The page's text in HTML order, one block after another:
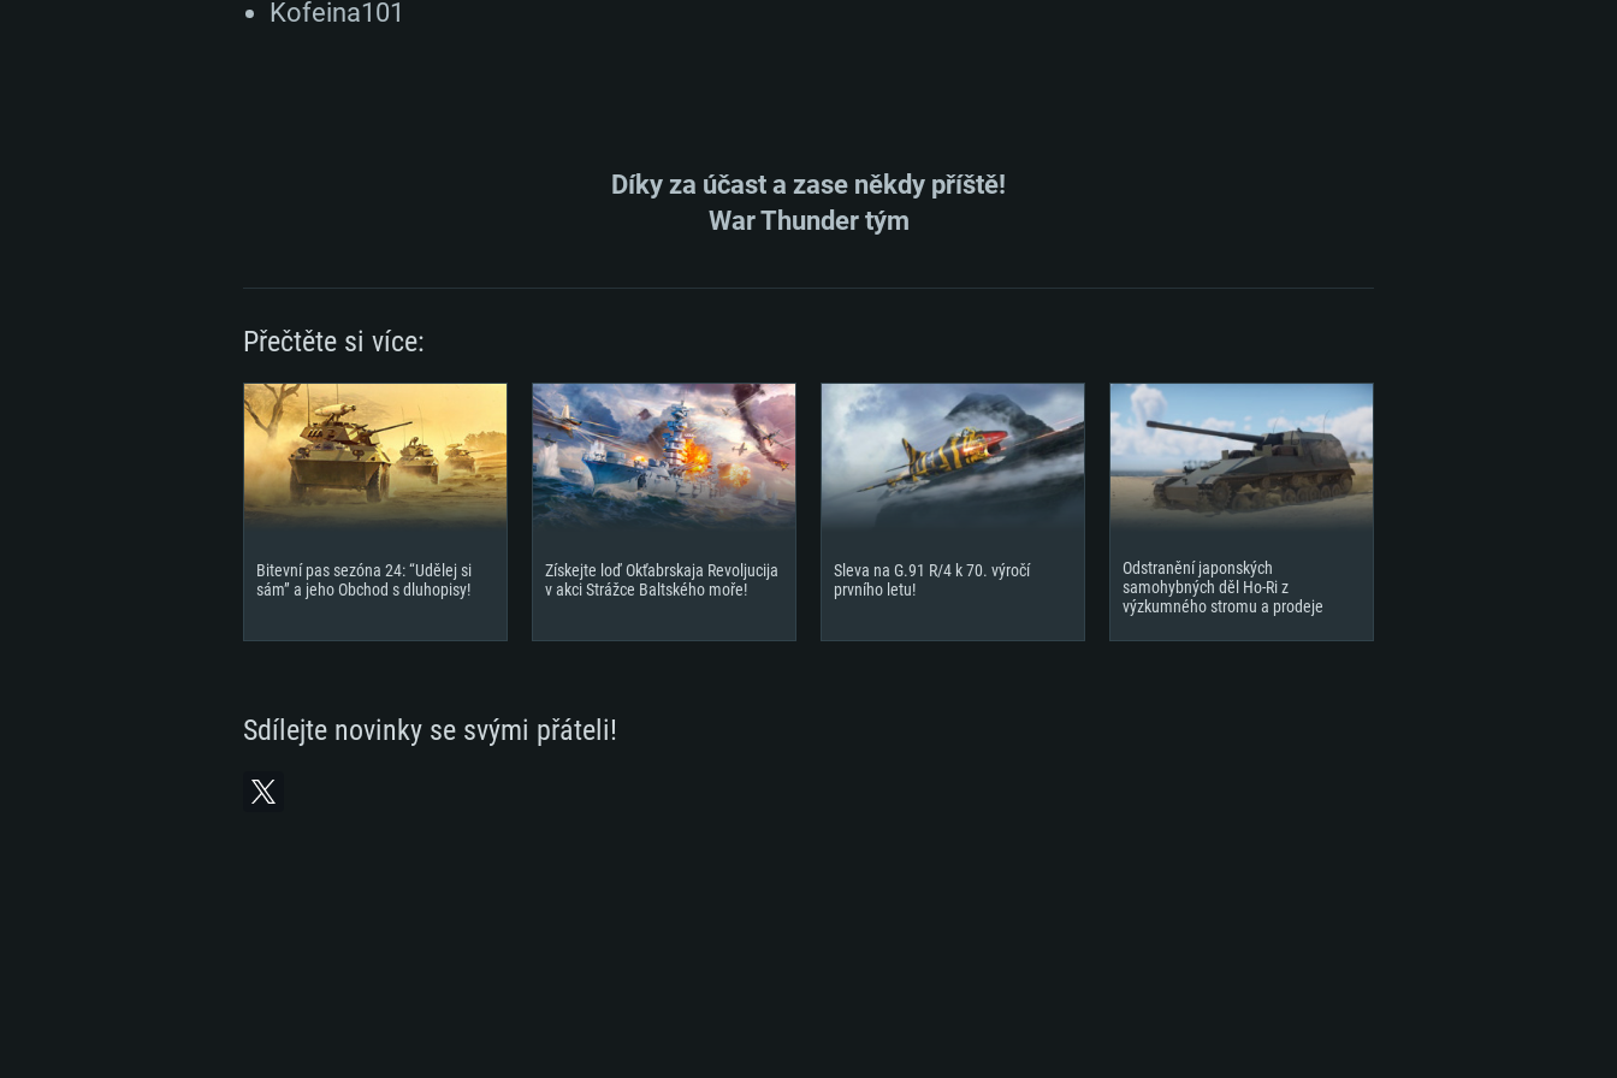
Kofeina101
Díky za účast a zase někdy příště!
War Thunder tým
Přečtěte si více:
Bitevní pas sezóna 24: “Udělej si
sám” a jeho Obchod s dluhopisy!
Získejte loď Okťabrskaja Revoljucija
v akci Strážce Baltského moře!
Sleva na G.91 R/4 k 70. výročí
prvního letu!
Odstranění japonských
samohybných děl Ho-Ri z
výzkumného stromu a prodeje
Sdílejte novinky se svými přáteli!